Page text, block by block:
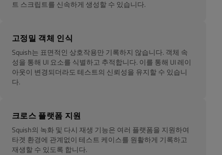
트 스크립트를 신속하게 생성할 수 있습니다.
고정밀 객체 인식
Squish는 표면적인 상호작용만 기록하지 않습니다. 객체 속
성을 통해 UI 요소를 식별하고 추적합니다. 이를 통해 UI 레이
아웃이 변경되더라도 테스트의 신뢰성을 유지할 수 있습니
다.
크로스 플랫폼 지원
Squish의 녹화 및 다시 재생 기능은 여러 플랫폼을 지원하여
타겟 환경에 관계없이 테스트 케이스를 원활하게 기록하고
재생할 수 있도록 합니다.